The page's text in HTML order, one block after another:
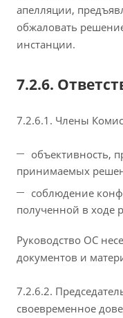
апелляции,
обжаловать
инстанции.
7.2.6.
7.2.6.1. Члены
объективность,
принимаемых
соблюдение
полученной в ходе
Руководство ОС
документов и
7.2.6.2.
своевременное